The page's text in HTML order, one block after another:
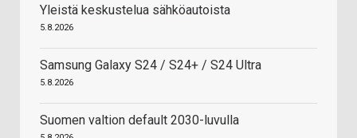
Yleistä keskustelua sähköautoista
5.8.2026
Samsung Galaxy S24 / S24+ / S24 Ultra
5.8.2026
Suomen valtion default 2030-luvulla